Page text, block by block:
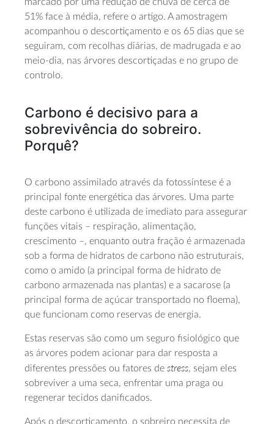
51% face à média, refere o artigo. A amostragem
acompanhou o descortiçamento e os 65 dias que se
seguiram, com recolhas diárias, de madrugada e ao
meio-dia, nas árvores descortiçadas e no grupo de
controlo.
Carbono é decisivo para a
sobrevivência do sobreiro.
Porquê?
O carbono assimilado através da fotossíntese é a
principal fonte energética das árvores. Uma parte
deste carbono é utilizada de imediato para assegurar
funções vitais – respiração, alimentação,
crescimento –, enquanto outra fração é armazenada
sob a forma de hidratos de carbono não estruturais,
como o amido (a principal forma de hidrato de
carbono armazenada nas plantas) e a sacarose (a
principal forma de açúcar transportado no floema),
que funcionam como reservas de energia.
Estas reservas são como um seguro fisiológico que
as árvores podem acionar para dar resposta a
diferentes pressões ou fatores de stress, sejam eles
sobreviver a uma seca, enfrentar uma praga ou
regenerar tecidos danificados.
Após o descortiçamento, o sobreiro necessita de